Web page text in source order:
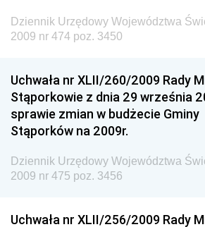
Dziennik Urzędowy Ministra
i Gospodarki Morskiej
Dziennik Urzędowy Ministra Spraw
Dziennik Urzędowy Centralnego
Antykorupcyjnego
Wewnętrznego
Dziennik Urzędowy Urzędu
Dziennik Urzędowy Generalnej
Dziennik Urzędowy Województwa
2009 nr 474 poz. 3450
Uchwała nr XLII/260/2009 Rady
Stąporkowie z dnia 29 września
sprawie zmian w budżecie Gminy
Stąporków na 2009r.
Dziennik Urzędowy Województwa
2009 nr 475 poz. 3456
Uchwała nr XLII/256/2009 Rady